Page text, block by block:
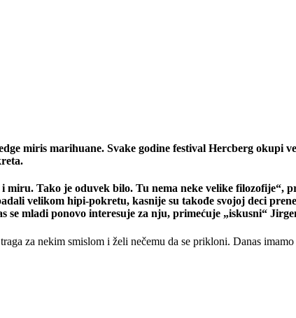
miris marihuane. Svake godine festival Hercberg
miru. Tako je oduvek bilo. Tu nema neke velike
velikom hipi-pokretu, kasnije su takođe svojoj deci
se mladi ponovo interesuje za nju, primećuje „iskusni“
za nekim smislom i želi nečemu da se prikloni. Danas